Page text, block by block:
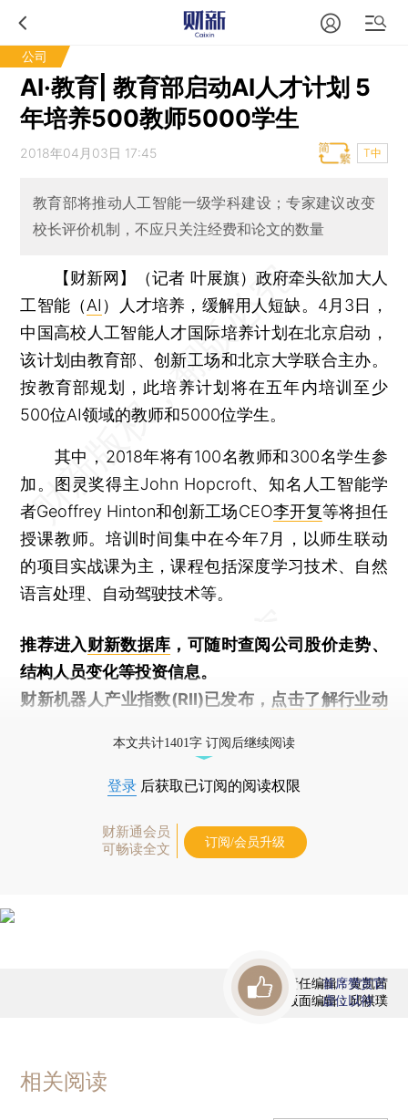
公司
AI·教育| 教育部启动AI人才计划 5
年培养500教师5000学生
2018年04月03日 17:45 T中
教育部将推动人工智能一级学科建设；专家建议改变
校长评价机制，不应只关注经费和论文的数量
【财新网】（记者 叶展旗） 政府牵头欲加大人
工智能（AI ）人才培养，缓解用人短缺。4月3日，
中国高校人工智能人才国际培养计划在北京启动，
该计划由教育部、创新工场和北京大学联合主办。
按教育部规划，此培养计划将在五年内培训至少
500位AI领域的教师和5000位学生。
其中，2018年将有100名教师和300名学生参
加。图灵奖得主John Hopcroft、知名人工智能学
者Geoffrey Hinton和创新工场CEO李开复等将担任
授课教师。培训时间集中在今年7月，以师生联动
的项目实战课为主，课程包括深度学习技术、自然
语言处理、自动驾驶技术等。
推荐进入财新数据库 ，可随时查阅公司股价走势、
结构人员变化等投资信息。
财新机器人产业指数(RII)已发布， 点击了解行业动
本文共计1401字 订阅后继续阅读
登录 后获取已订阅的阅读权限
财新通会员
可畅读全文
订阅/会员升级
责任编辑：黄凯茜
版面编辑：邱祺璞
首席赞赏官
虚位以待
相关阅读